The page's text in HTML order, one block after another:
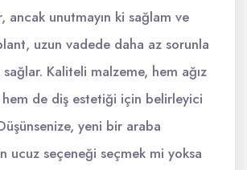
ancak unutmayın ki sağlam ve
uzun vadede daha az sorunla
sağlar. Kaliteli malzeme, hem ağız
hem de diş estetiği için belirleyici
yeni bir araba
ucuz seçeneği seçmek mi yoksa